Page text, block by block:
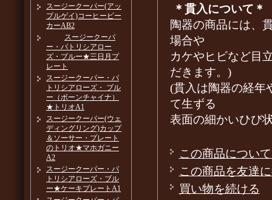
＊貫入について＊
陶器の商品には、
場合や
カケやヒビなど目
だきます。)
(貫入は陶器の経年
て生ずる
表面の細かいひび
この商品につい
この商品を友達
買い物を続ける
スージークーパー(アッ
プルゲイ)コーヒービー
カーAB2
スージークーパ
ー・パトリシアロー
ズ・ブルー★三日月プ
レート
スージークーパー・パ
トリシアローズ・ ブル
ー（ボーンチャイナ）
★トリオA1
スージークーパー(ウェ
ディングリング)カップ
＆ソーサー・プレート
のトリオ★マホガニー
A2
スージークーパー・パ
トリシアローズ・ブル
ー★ケーキプレートA1